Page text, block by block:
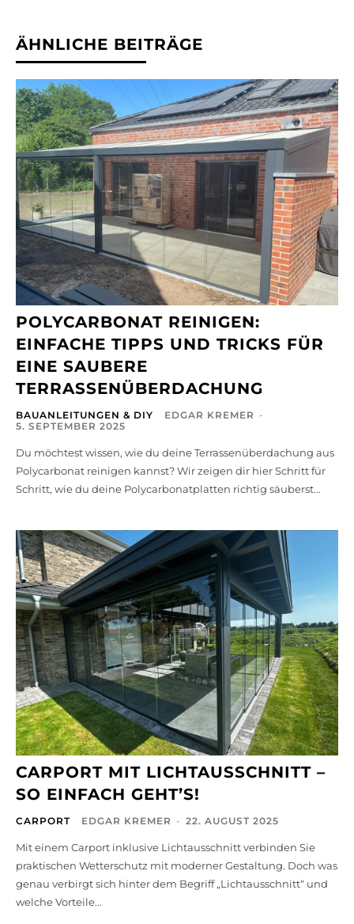
ÄHNLICHE BEITRÄGE
POLYCARBONAT REINIGEN:
EINFACHE TIPPS UND TRICKS FÜR
EINE SAUBERE
TERRASSENÜBERDACHUNG
BAUANLEITUNGEN & DIY EDGAR KREMER -
5. SEPTEMBER 2025
Du möchtest wissen, wie du deine Terrassenüberdachung aus
Polycarbonat reinigen kannst? Wir zeigen dir hier Schritt für
Schritt, wie du deine Polycarbonatplatten richtig säuberst...
CARPORT MIT LICHTAUSSCHNITT –
SO EINFACH GEHT’S!
CARPORT EDGAR KREMER - 22. AUGUST 2025
Mit einem Carport inklusive Lichtausschnitt verbinden Sie
praktischen Wetterschutz mit moderner Gestaltung. Doch was
genau verbirgt sich hinter dem Begriff „Lichtausschnitt“ und
welche Vorteile...